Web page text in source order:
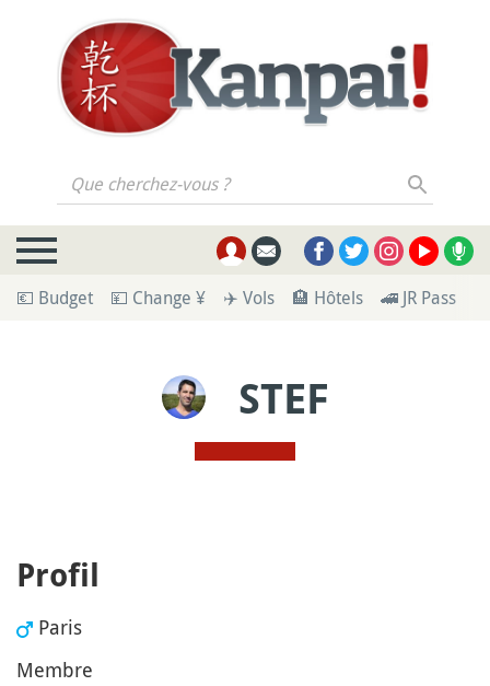
Que cherchez-vous ?
💶 Budget 💴 Change ¥ ✈️ Vols 🏨 Hôtels 🚄 JR Pass
STEF
Profil
Paris
Membre